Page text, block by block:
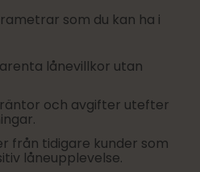
som du kan ha i
lånevillkor utan
och avgifter utefter
från tidigare kunder som
låneupplevelse.